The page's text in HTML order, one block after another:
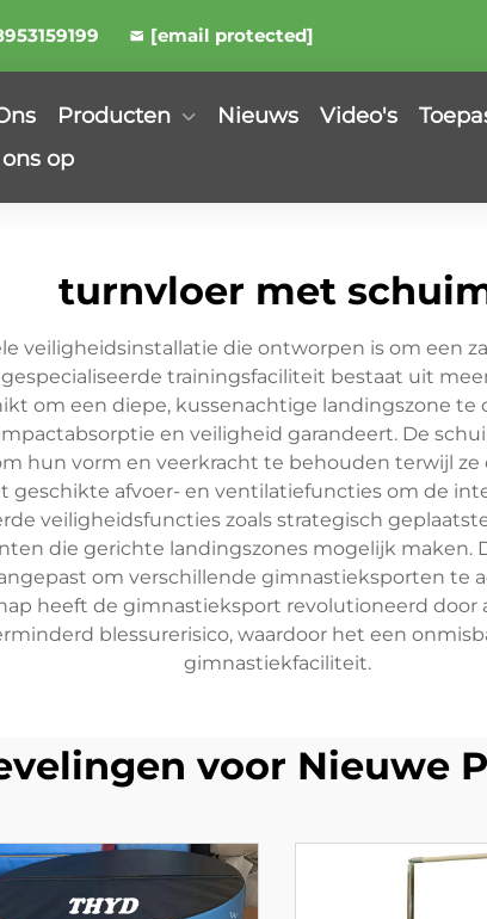
[email protected]
Producten Nieuws Video's
op
turnvloer met
veiligheidsinstallatie die ontworpen is om een
trainingsfaciliteit bestaat uit
om een diepe, kussenachtige landingszone
en veiligheid garandeert. De
hun vorm en veerkracht te behouden terwijl
afvoer- en ventilatiefuncties om de
veiligheidsfuncties zoals strategisch
die gerichte landingszones mogelijk maken.
om verschillende gimnastieksporten te
heeft de gimnastieksport revolutioneerd
blessurerisico, waardoor het een
gimnastiekfaciliteit.
voor Nieuwe